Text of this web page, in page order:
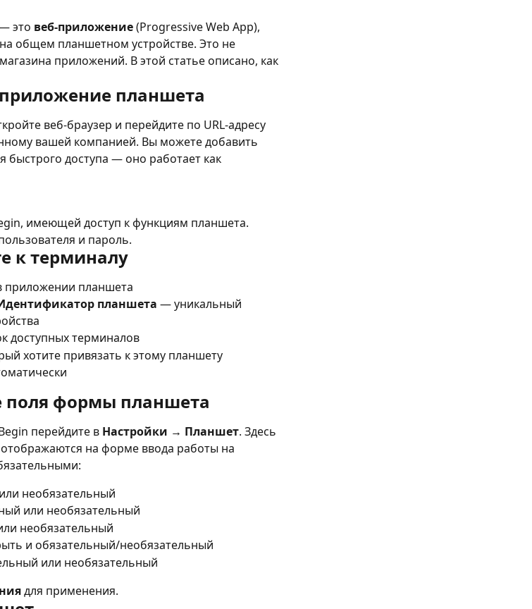
это веб-приложение (Progressive Web App),
общем планшетном устройстве. Это не
приложений. В этой статье описано, как
планшета
веб-браузер и перейдите по URL-адресу
вашей компанией. Вы можете добавить
быстрого доступа — оно работает как
имеющей доступ к функциям планшета.
и пароль.
к терминалу
приложении планшета
планшета — уникальный
доступных терминалов
хотите привязать к этому планшету
поля формы планшета
перейдите в Настройки → Планшет. Здесь
на форме ввода работы на
необязательный
или необязательный
необязательный
и обязательный/необязательный
или необязательный
для применения.